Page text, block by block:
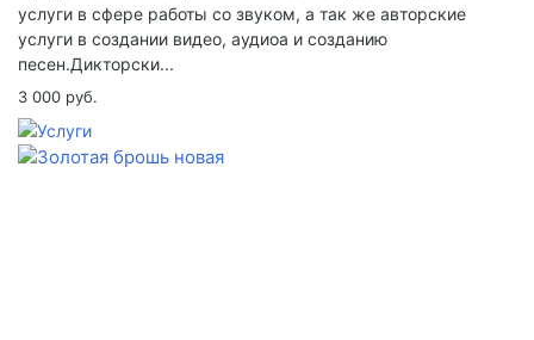
услуги в сфере работы со звуком, а так же авторские
услуги в создании видео, аудиоа и созданию
песен.Дикторски...
3 000 руб.